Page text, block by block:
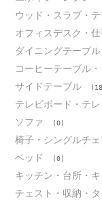
ウッド・スラブ・
オフィスデスク・
ダイニングテーブル
コーヒーテーブル
サイドテーブル
テレビボード・テ
ソファ (0)
椅子・シングルチェ
ベッド (0)
キッチン・台所・
チェスト・収納・タ